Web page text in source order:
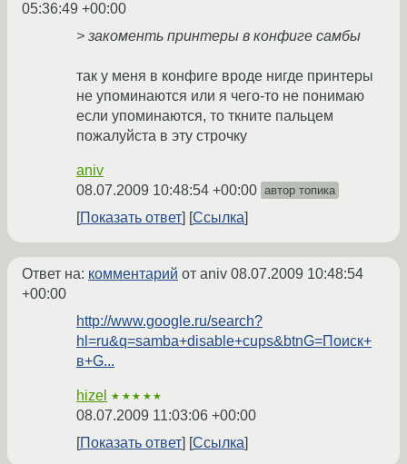
05:36:49 +00:00
> закоменть принтеры в конфиге самбы
так у меня в конфиге вроде нигде принтеры
не упоминаются или я чего-то не понимаю
если упоминаются, то ткните пальцем
пожалуйста в эту строчку
aniv
08.07.2009 10:48:54 +00:00 автор топика
Показать ответ Ссылка
Ответ на: комментарий от aniv 08.07.2009 10:48:54
+00:00
http://www.google.ru/search?
hl=ru&q=samba+disable+cups&btnG=Поиск+
в+G...
hizel ★★★★★
08.07.2009 11:03:06 +00:00
Показать ответ
Ссылка